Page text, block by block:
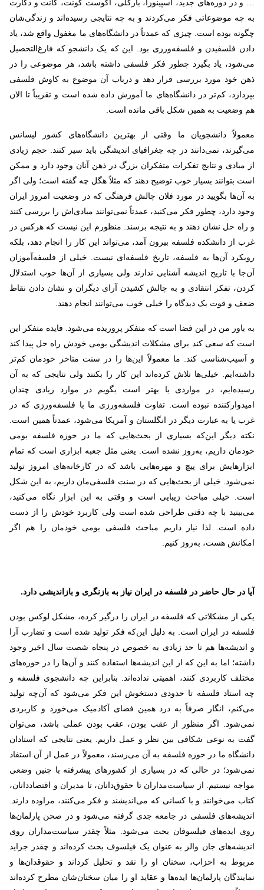
… و در دوره‌های جدید، اسپینوزا، بارکلی، آگوست کونت، کانت و دکارت
به چه موضوعاتی فکر می‌کردند و به چه نتایجی رسید‌ه‌اند و زندگی‌شان
چگونه بوده است. چیزی که عمدتاً در دانشگاه‌های ما مغفول واقع شد، یاد
دادن فلسفیدن و فلسفه‌ورزی بود. این که یک دانشجو که فارغ‌التحصیل
می‌شود، یاد بگیرد چطور فکر فلسفی داشته باشد، هر موضوعی را در
ذهن خود مورد بررسی قرار دهد و درباب آن موضوع به کاوش فلسفی
بپردازد، کم‌تر در دانشگاه‌های ما آموزش داده شده است و تقریباً تا الان
هم وضعیت به همین شکل باقی مانده است.
معمولاً دانشجویان ما وقتی از بهترین دانشگاه‌های کشور لیسانس
می‌گیرند، نمی‌دانند در چه جغرافیای اندیشگی باید سیر کنند. حجم زیادی
از مبادی و نتایج تفکرات متفکران بزرگ در ذهن آنان وجود دارد و ممکن
است بتوانند بسیار خوب توضیح دهند که مثلاً هگل چه گفته است؛ ولی اگر
به آن‌ها بگویید در مورد فلان چالش فرهنگی که در وضعیت امروز ایران
وجود دارد، چطور فکر می‌کنید، عمدتاً نمی‌توانند مبادی‌اش را بررسی کنند
و راه حل نشان دهند و به نتیجه برسند. منظورم این نیست که هرکس در
غرب از دانشکده فلسفه بیرون آمد، می‌تواند این کار را انجام دهد، بلکه
رویکرد آن‌ها به فلسفه، تاریخ فلسفه‌ای نیست. خیلی از فلسفه‌آموزان
آن‌جا با تاریخ اندیشه آشنایی ندارند ولی بسیاری از آن‌ها خوب استدلال
کردن، تفکر انتقادی و به چالش کشیدن آرای دیگران و نشان دادن نقاط
ضعف و قوت یک دیدگاه را خیلی خوب می‌توانند انجام دهند.
به باور من در این فضا است که متفکر پروریده می‌شود. فایده متفکر این
است که سعی کند برای مشکلات اندیشگی بومی خودش راه حل پیدا کند
و آسیب‌شناسی کند. ما معمولاً این‌ها را در سنت متاخر خودمان کم‌تر
داشته‌ایم. خیلی‌ها تلاش کرده‌اند این کار را بکنند ولی نتایجی که به آن
رسیده‌ایم، در مواردی یا بهتر است بگویم در موارد زیادی چندان
امیدوارکننده نبوده است. تفاوت فلسفه‌ورزی ما با فلسفه‌ورزی که در
غرب یا به عبارت دیگر در انگلستان و آمریکا می‌شود، عمدتاً همین است.
نکته دیگر این‌که بسیاری از بحث‌هایی که ما در حوزه فلسفه بومی
خودمان داریم، به‌روز نشده است. یعنی مثل جعبه ابزاری است که تمام
ابزارهایش برای پیچ و مهره‌هایی باشد که در کارخانه‌های امروز تولید
نمی‌شود. خیلی از بحث‌هایی که در سنت فلسفی‌مان داریم، به این شکل
است. خیلی مباحث زیبایی است و وقتی به این ابزار نگاه می‌کنید،
می‌بینید با چه دقتی طراحی شده است ولی کاربرد خودش را از دست
داده است. لذا نیاز داریم مباحث فلسفی بومی خودمان را هم اگر
امکانش هست، به‌روز کنیم.
آیا در حال حاضر در فلسفه در ایران نیاز به بازنگری و بازاندیشی دارد.
یکی از مشکلاتی که فلسفه در ایران را درگیر کرده، مشکل لوکس بودن
فلسفه در ایران است. به دلیل این‌که فکر تولید شده است و تضارب آرا
و اندیشه‌ها هم تا حد زیادی به خصوص در پنجاه شصت سال اخیر وجود
داشته؛ اما به این که از این اندیشه‌ها استفاده کنند و آن‌ها را در حوزه‌های
مختلف کاربردی کنند، اهمیتی نداده‌اند. بنابراین چه دانشجوی فلسفه و
چه استاد فلسفه تا حدودی دستخوش این فکر می‌شود که آن‌چه تولید
می‌کنم، انگار صرفاً به درد همین فضای آکادمیک می‌خورد و کاربردی
نمی‌شود. اگر منظور از عقب بودن، عقب بودن عملی باشد، می‌توان
گفت به نوعی شکافی بین نظر و عمل داریم. یعنی نتایجی که استادان
دانشگاه ما در حوزه فلسفه به آن می‌رسند، معمولاً در عمل از آن استفاد
نمی‌شود؛ در حالی که در بسیاری از کشورهای پیشرفته با چنین وضعی
مواجه نیستیم. از سیاست‌مداران تا حقوق‌دانان، تا مدیران و اقتصاددانان،
کتاب می‌خوانند و با کسانی که می‌اندیشند و فکر می‌کنند، مراوده دارند.
اندیشه‌های فلسفی در جامعه جدی گرفته می‌شود و در صحن پارلمان‌ها
روی ایده‌های فیلسوفان بحث می‌شود. مثلاً چقدر سیاست‌مداران روی
اندیشه‌های جان والز به عنوان یک فیلسوف بحث کرده‌اند و چقدر جراید
مربوط به احزاب، سخنان او را نقد و تحلیل کرد‌اند و حقوقدان‌ها و
نمایندگان پارلمان‌ها ایده‌ها و عقاید او را میان سخنان‌شان مطرح کرده‌اند